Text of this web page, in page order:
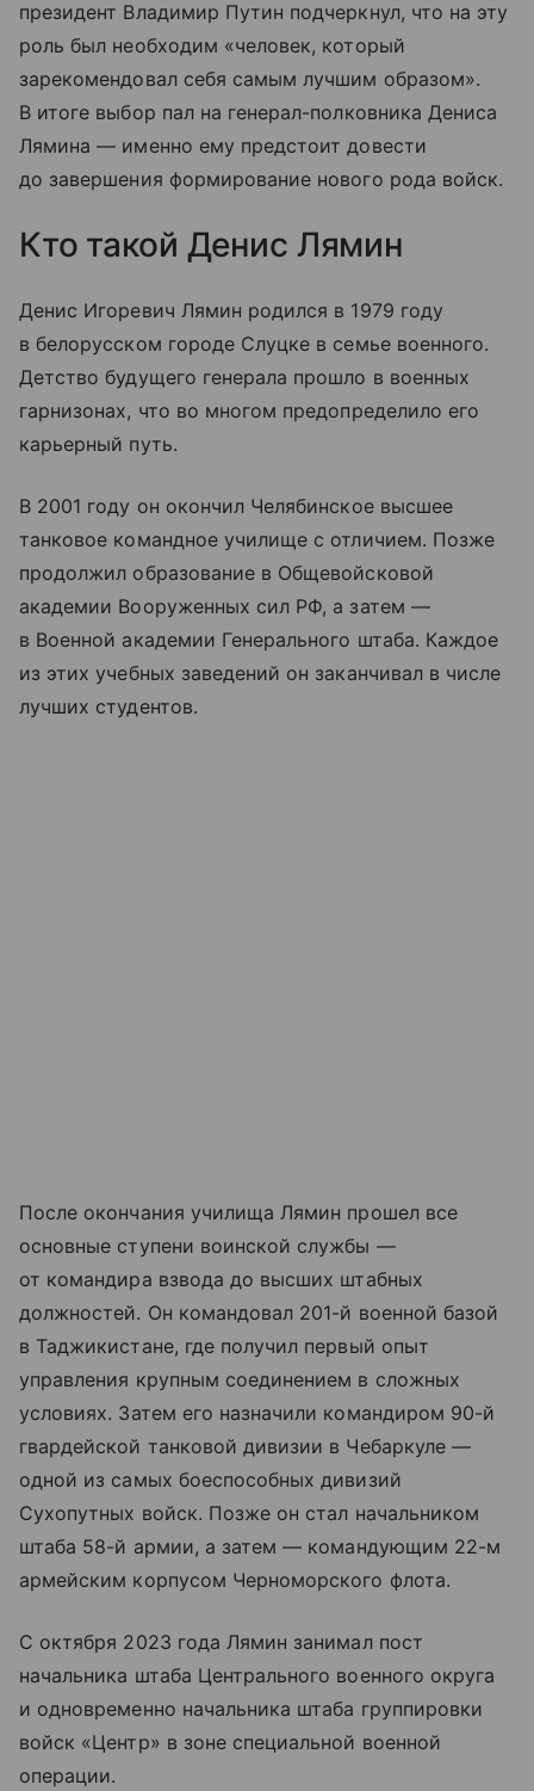
президент Владимир Путин подчеркнул, что на эту
роль был необходим «человек, который
зарекомендовал себя самым лучшим образом».
В итоге выбор пал на генерал-полковника Дениса
Лямина — именно ему предстоит довести
до завершения формирование нового рода войск.
Кто такой Денис Лямин
Денис Игоревич Лямин родился в 1979 году
в белорусском городе Слуцке в семье военного.
Детство будущего генерала прошло в военных
гарнизонах, что во многом предопределило его
карьерный путь.
В 2001 году он окончил Челябинское высшее
танковое командное училище с отличием. Позже
продолжил образование в Общевойсковой
академии Вооруженных сил РФ, а затем —
в Военной академии Генерального штаба. Каждое
из этих учебных заведений он заканчивал в числе
лучших студентов.
После окончания училища Лямин прошел все
основные ступени воинской службы —
от командира взвода до высших штабных
должностей. Он командовал 201-й военной базой
в Таджикистане, где получил первый опыт
управления крупным соединением в сложных
условиях. Затем его назначили командиром 90-й
гвардейской танковой дивизии в Чебаркуле —
одной из самых боеспособных дивизий
Сухопутных войск. Позже он стал начальником
штаба 58-й армии, а затем — командующим 22-м
армейским корпусом Черноморского флота.
С октября 2023 года Лямин занимал пост
начальника штаба Центрального военного округа
и одновременно начальника штаба группировки
войск «Центр» в зоне специальной военной
операции.